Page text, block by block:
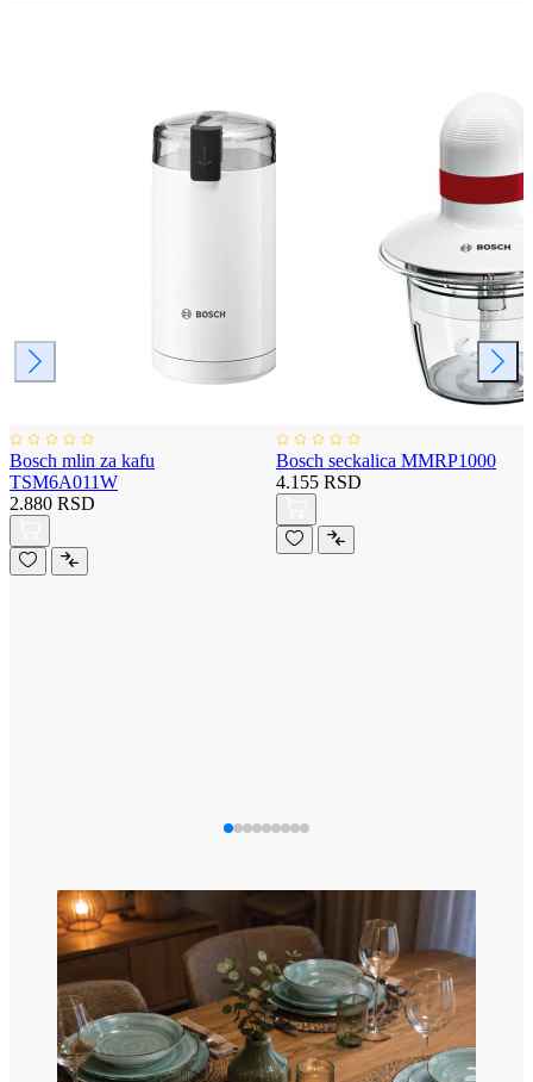
Bosch mlin za kafu
TSM6A011W
2.880 RSD
Bosch seckalica MMRP1000
4.155 RSD